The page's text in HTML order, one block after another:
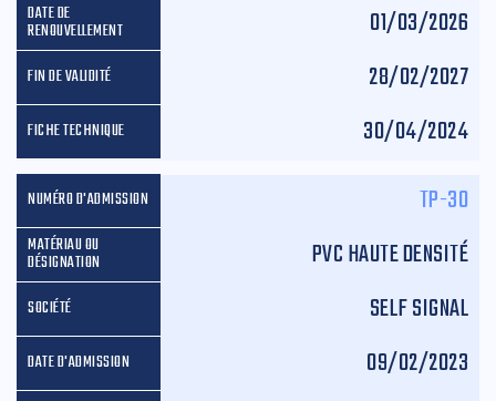
01/03/2026
28/02/2027
30/04/2024
TP-30
PVC HAUTE DENSITÉ
SELF SIGNAL
09/02/2023